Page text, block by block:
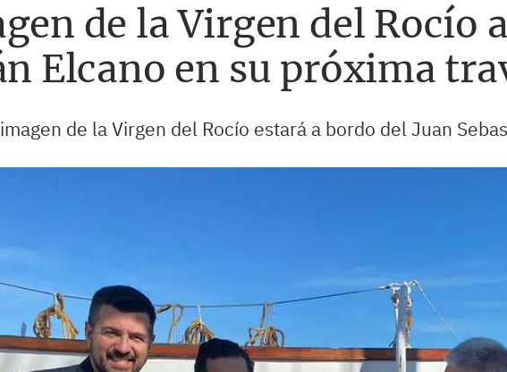
de la Virgen del Rocío
Elcano en su próxima
de la Virgen del Rocío estará a bordo del Juan